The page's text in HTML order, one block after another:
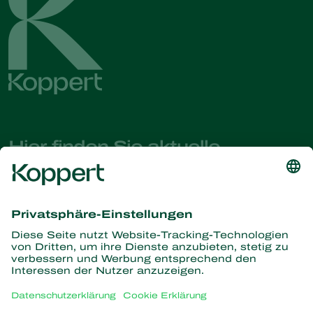
Hier finden Sie aktuelle
Nachrichten und Informationen
Partners with Nature
Raubmilben
Räuber